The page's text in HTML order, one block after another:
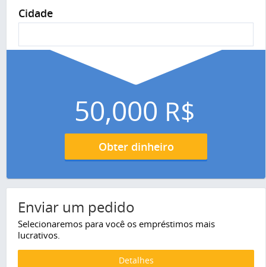
Cidade
50,000 R$
Obter dinheiro
Enviar um pedido
Selecionaremos para você os empréstimos mais
lucrativos.
Detalhes